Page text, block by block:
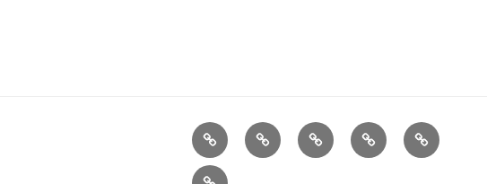
Inicio
Sobre
mi
Reiki
Mis
Libros
María
Magdalena
Contacta